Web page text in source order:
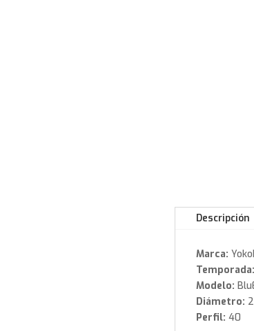
Descripción
Marca:
Temporada:
Modelo:
Diámetro:
Perfil: 40